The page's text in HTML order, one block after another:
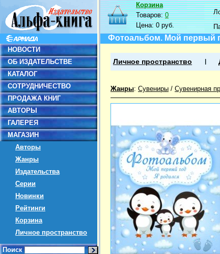
НОВОСТИ
ОБ ИЗДАТЕЛЬСТВЕ
КАТАЛОГ
СОТРУДНИЧЕСТВО
ПРОДАЖА КНИГ
АВТОРЫ
ГАЛЕРЕЯ
МАГАЗИН
Авторы
Жанры
Издательства
Серии
Новинки
Рейтинги
Корзина
Личное пространство
Поиск
Корзина
Товаров:0
Цена:0 руб.
Фотоальбом. Мой первый
Личное пространство
Жанры: Сувениры / Сувенирная